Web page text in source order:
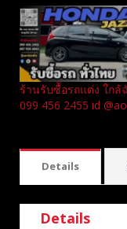
ร้านรับซื้อรถแต่ง ใกล้
099 456 2455 id
Details
Details